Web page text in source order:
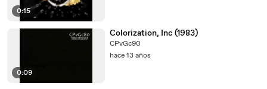
0:15
0:09
Colorization, Inc (1983)
CPvGc90
hace 13 años